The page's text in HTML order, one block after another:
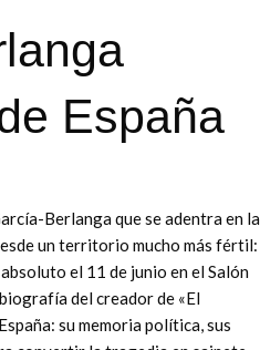
España
Berlanga que se adentra en la
un territorio mucho más fértil:
el 11 de junio en el Salón
del creador de «El
su memoria política, sus